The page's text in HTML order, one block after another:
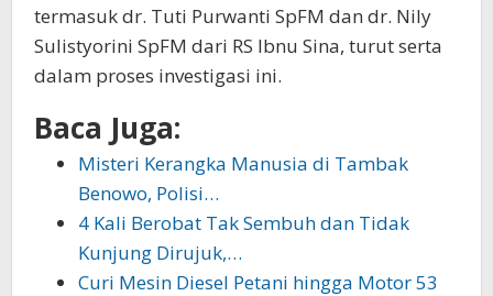
termasuk dr. Tuti Purwanti SpFM dan dr. Nily
Sulistyorini SpFM dari RS Ibnu Sina, turut serta
dalam proses investigasi ini.
Baca Juga:
Misteri Kerangka Manusia di Tambak
Benowo, Polisi…
4 Kali Berobat Tak Sembuh dan Tidak
Kunjung Dirujuk,…
Curi Mesin Diesel Petani hingga Motor 53